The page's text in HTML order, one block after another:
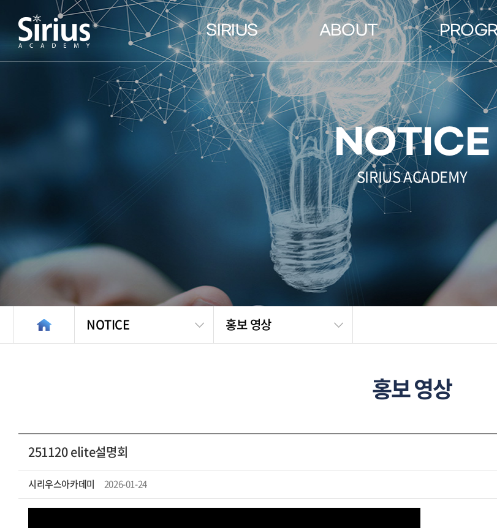
SIRIUS
인사말
선생님 소개
학원소개
위치
ABOUT
영재교육원
물리, 화학, 생물대회
영재학교
과학고
Road
Elite
Admissions
NOTICE
SIRIUS ACADEMY
NOTICE 홍보 영상
홍보 영상
251120 elite설명회
시리우스아카데미 2026-01-24